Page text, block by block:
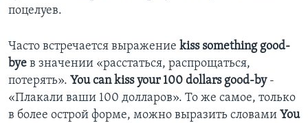
поцелуев.
Часто встречается выражение kiss something good-
bye в значении «расстаться, распрощаться,
потерять». You can kiss your 100 dollars good-by-
«Плакали ваши 100 долларов». То же самое, только
в более острой форме, можно выразить словами You